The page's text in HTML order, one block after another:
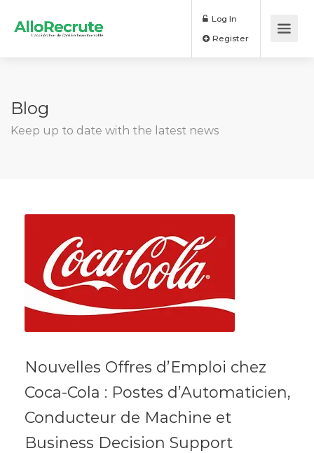
Log In
Blog
Keep up to date with the latest news
Nouvelles Offres d’Emploi chez
Coca-Cola : Postes d’Automaticien,
Conducteur de Machine et
Business Decision Support